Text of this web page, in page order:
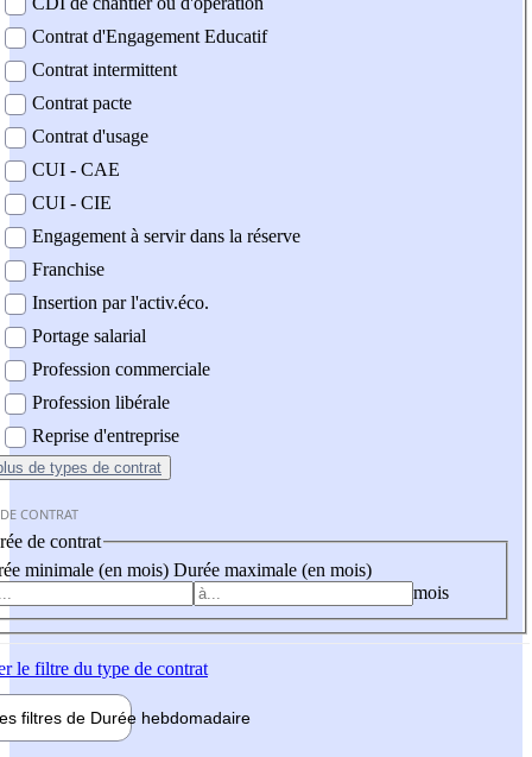
Contrat d'Engagement Educatif
Contrat intermittent
Contrat pacte
Contrat d'usage
CUI - CAE
CUI - CIE
Engagement à servir dans la réserve
Franchise
Insertion par l'activ.éco.
Portage salarial
Profession commerciale
Profession libérale
Reprise d'entreprise
de types de contrat
CONTRAT
de contrat
minimale (en mois) Durée maximale (en mois)
mois
le filtre du type de contrat
filtres de Durée hebdomadaire